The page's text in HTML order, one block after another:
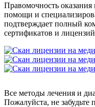
Правомочность
помощи и
подтверждает полный
сертификатов и лицензий
Все методы лечения и
Пожалуйста, не забудьте